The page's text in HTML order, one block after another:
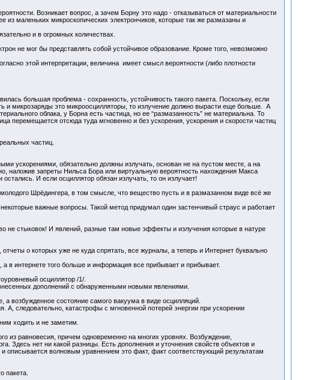
Возникает вопрос, а зачем Борну это надо - отказываться от материальности
маленьких микроскопических электрончиков, которые так же размазаны и
и в огромных количествах.
не мог бы представлять собой устойчивое образование. Кроме того, невозможно
этой интерпретации, величина имеет смысл вероятности (либо плотности
большая проблема - сохранность, устойчивость такого пакета. Поскольку, если
и микрозаряды это микроосцилляторы, то излучение должно вырасти еще больше. А
облака, у Борна есть частица, но ее “размазанность” не материальна. То
перемещается отсюда туда мгновенно и без ускорения, ускорения и скорости частиц
частиц.
ускорениями, обязательно должны излучать, основан не на пустом месте, а на
наложив запреты Нильса Бора или виртуальную вероятность нахождения Макса
И если осциллятор обязан излучать, то он излучает!
Шрёдингера, в том смысле, что вещество пусть и в размазанном виде всё же
важные вопросы. Такой метод придумал один застенчивый страус и работает
не стыковок! И явлений, разные там новые эффекты и излучения которые в натуре
о которых уже не куда спрятать, все журналы, а теперь и Интернет буквально
в интернете того больше и информация все прибывает и прибывает.
осциллятор /1/.
дополнений с обнаруженными новыми явлениями.
а возбужденное состояние самого вакуума в виде осцилляций.
следовательно, катастрофы с мгновенной потерей энергии при ускорении
ходить и не заметим.
из равновесия, причем одновременно на многих уровнях. Возбуждение,
Здесь нет ни какой разницы. Есть дополнения и уточнения свойств объектов и
описывается волновым уравнением это факт, факт соответствующий результатам
пакета.